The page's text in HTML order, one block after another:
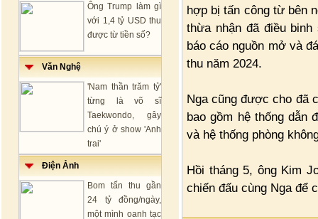
Ông Trump làm gì
với 1,4 tỷ USD thu
được từ tiền số?
Văn Nghệ
'Nam thần trăm tỷ'
từng là võ sĩ
Taekwondo, gây
chú ý ở show 'Anh
trai'
Điện Ảnh
Bom tấn thu gần
24 tỷ đồng/ngày,
một mình oanh tạc
hợp bị tấn công từ bên
thừa nhận đã điều
báo cáo nguồn mở và
thu năm 2024.
Nga cũng được cho đã
bao gồm hệ thống dẫn
và hệ thống phòng
Hồi tháng 5, ông Kim
chiến đấu cùng Nga để